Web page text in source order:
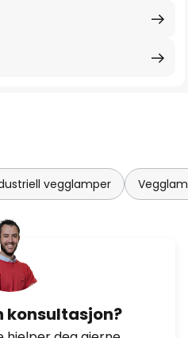
vegglamper
konsultasjon?